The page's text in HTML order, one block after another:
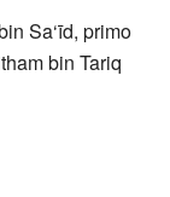
Sa‘īd, primo
bin Tariq